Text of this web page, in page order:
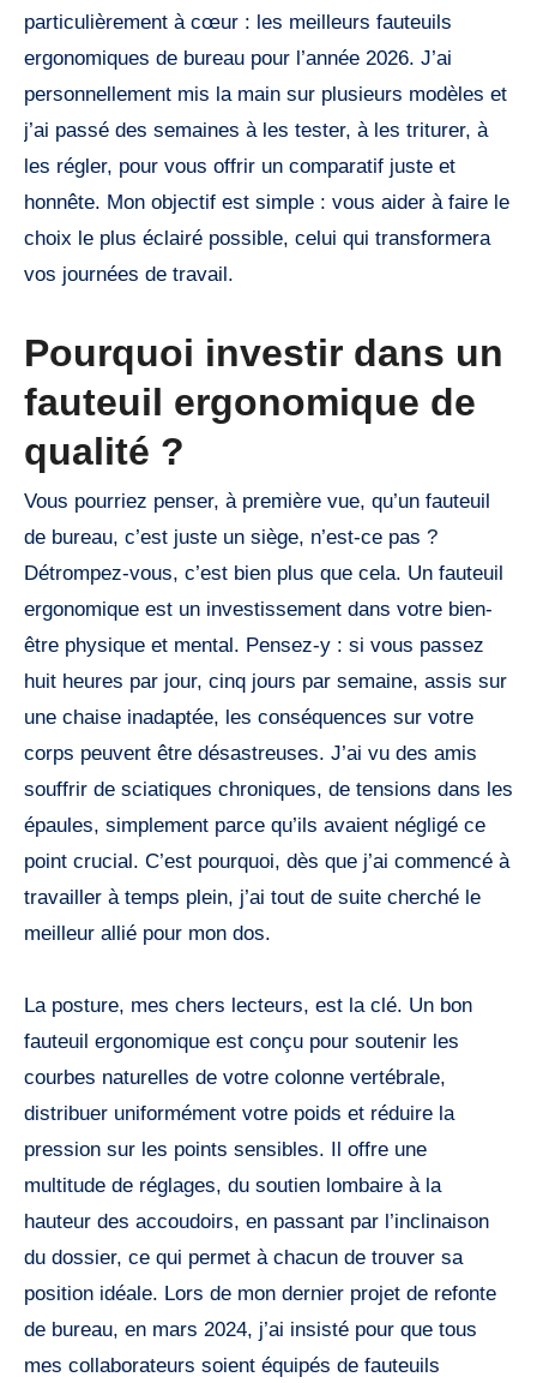
particulièrement à cœur : les meilleurs fauteuils
ergonomiques de bureau pour l’année 2026. J’ai
personnellement mis la main sur plusieurs modèles et
j’ai passé des semaines à les tester, à les triturer, à
les régler, pour vous offrir un comparatif juste et
honnête. Mon objectif est simple : vous aider à faire le
choix le plus éclairé possible, celui qui transformera
vos journées de travail.
Pourquoi investir dans un
fauteuil ergonomique de
qualité ?
Vous pourriez penser, à première vue, qu’un fauteuil
de bureau, c’est juste un siège, n’est-ce pas ?
Détrompez-vous, c’est bien plus que cela. Un fauteuil
ergonomique est un investissement dans votre bien-
être physique et mental. Pensez-y : si vous passez
huit heures par jour, cinq jours par semaine, assis sur
une chaise inadaptée, les conséquences sur votre
corps peuvent être désastreuses. J’ai vu des amis
souffrir de sciatiques chroniques, de tensions dans les
épaules, simplement parce qu’ils avaient négligé ce
point crucial. C’est pourquoi, dès que j’ai commencé à
travailler à temps plein, j’ai tout de suite cherché le
meilleur allié pour mon dos.
La posture, mes chers lecteurs, est la clé. Un bon
fauteuil ergonomique est conçu pour soutenir les
courbes naturelles de votre colonne vertébrale,
distribuer uniformément votre poids et réduire la
pression sur les points sensibles. Il offre une
multitude de réglages, du soutien lombaire à la
hauteur des accoudoirs, en passant par l’inclinaison
du dossier, ce qui permet à chacun de trouver sa
position idéale. Lors de mon dernier projet de refonte
de bureau, en mars 2024, j’ai insisté pour que tous
mes collaborateurs soient équipés de fauteuils